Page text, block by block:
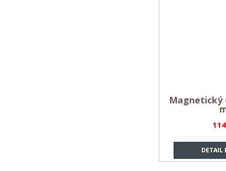
DETAIL
Magnetický